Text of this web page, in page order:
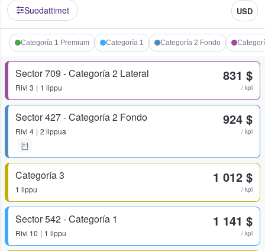
Suodattimet USD
Categoría 1 Premium Categoría 1 Categoría 2 Fondo
Sector 709 - Categoría 2 Lateral
Rivi 3 1 lippu
831 $
/ kpl
Sector 427 - Categoría 2 Fondo
Rivi 4 2 lippua
924 $
/ kpl
Categoría 3
1 lippu
1 012 $
/ kpl
Sector 542 - Categoría 1
Rivi 10 1 lippu
1 141 $
/ kpl